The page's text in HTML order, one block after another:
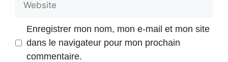
Enregistrer mon nom, mon e-mail et mon site
dans le navigateur pour mon prochain
commentaire.